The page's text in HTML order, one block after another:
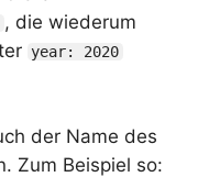
, die wiederum
year: 2020
der Name des
Zum Beispiel so: